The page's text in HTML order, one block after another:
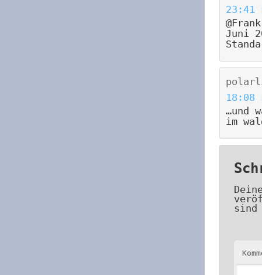
23:41
Juni
18:08
…und
im